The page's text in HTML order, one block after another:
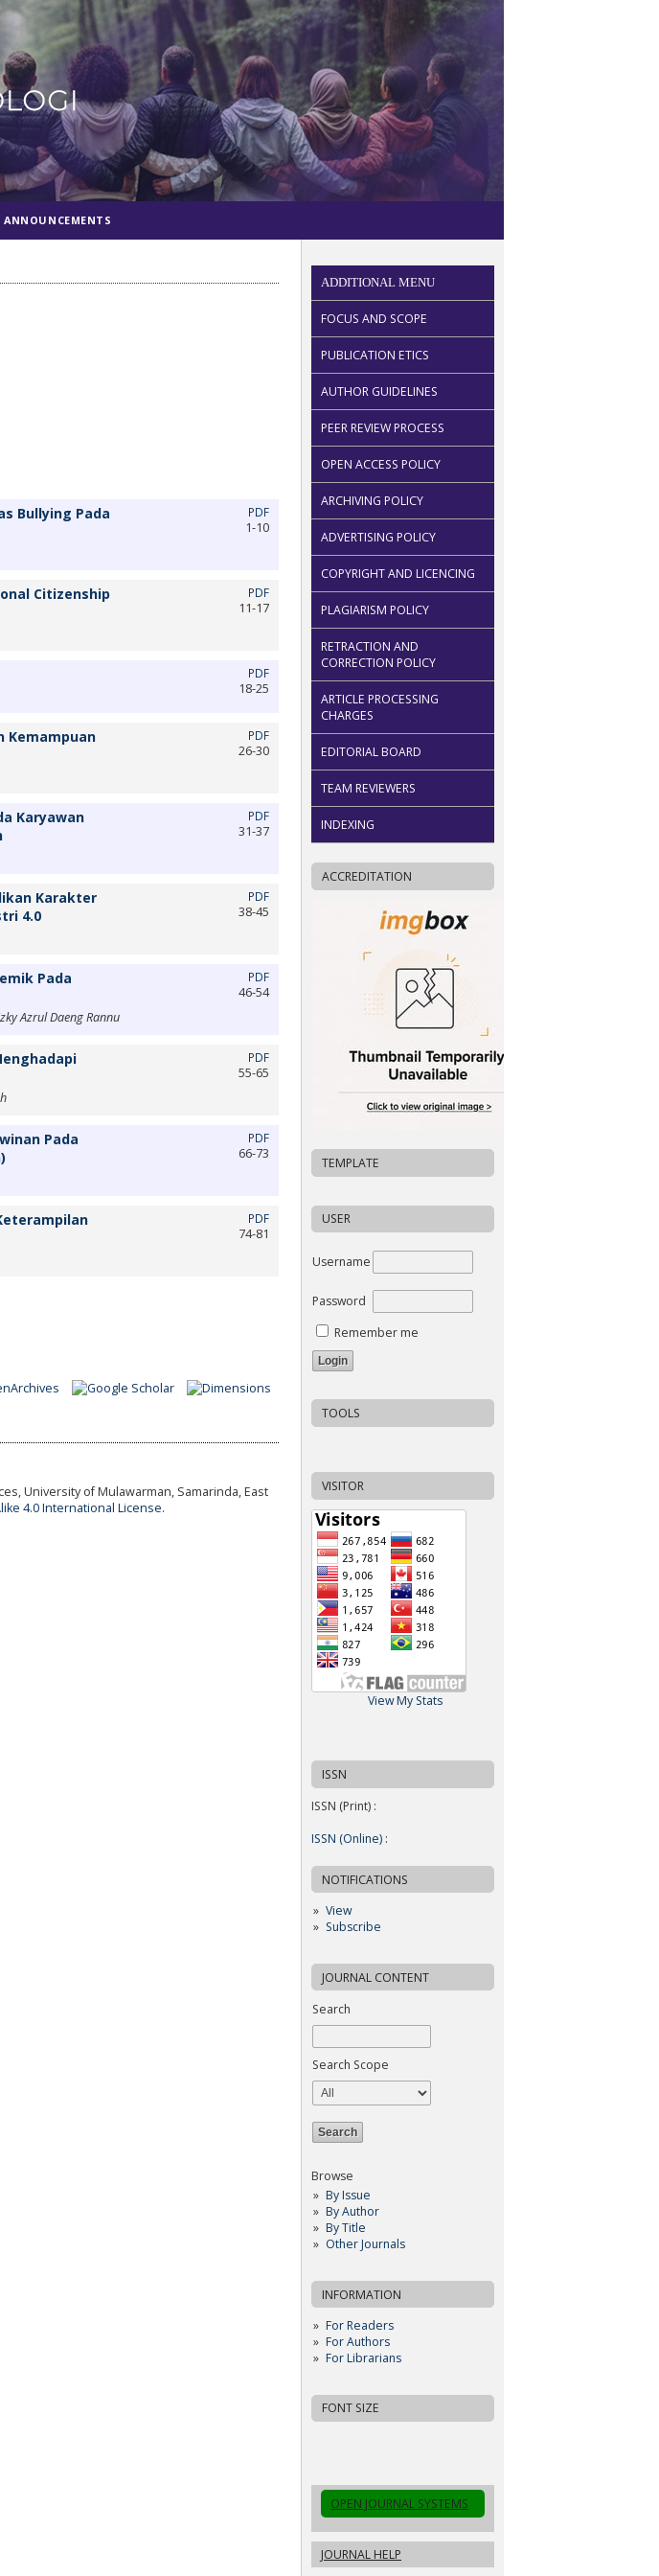
ADDITIONAL MENU
FOCUS AND SCOPE
PUBLICATION ETICS
AUTHOR GUIDELINES
PEER REVIEW PROCESS
OPEN ACCESS POLICY
ARCHIVING POLICY
ADVERTISING POLICY
COPYRIGHT AND LICENCING
PLAGIARISM POLICY
RETRACTION AND
CORRECTION POLICY
ARTICLE PROCESSING
CHARGES
EDITORIAL BOARD
TEAM REVIEWERS
INDEXING
ACCREDITATION
TEMPLATE
USER
Username
Password
Remember me
TOOLS
VISITOR
View My Stats
ISSN
ISSN (Print) :
ISSN (Online) :
NOTIFICATIONS
View
Subscribe
JOURNAL CONTENT
Search
Search Scope
Browse
By Issue
By Author
By Title
Other Journals
INFORMATION
For Readers
For Authors
For Librarians
FONT SIZE
OPEN JOURNAL SYSTEMS
JOURNAL HELP
ANNOUNCEMENTS
Bullying Pada
PDF
1-10
Citizenship
PDF
11-17
PDF
18-25
Kemampuan
PDF
26-30
Karyawan
PDF
31-37
Karakter
4.0
PDF
38-45
Pada
Azrul Daeng Rannu
PDF
46-54
PDF
55-65
Pada
PDF
66-73
PDF
74-81
University of Mulawarman, Samarinda, East
4.0 International License.